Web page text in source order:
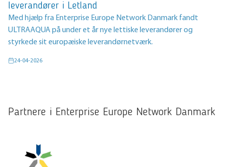
leverandører i Letland
Med hjælp fra Enterprise Europe Network Danmark fandt
ULTRAAQUA på under et år nye lettiske leverandører og
styrkede sit europæiske leverandørnetværk.
24-04-2026
Partnere i Enterprise Europe Network Danmark